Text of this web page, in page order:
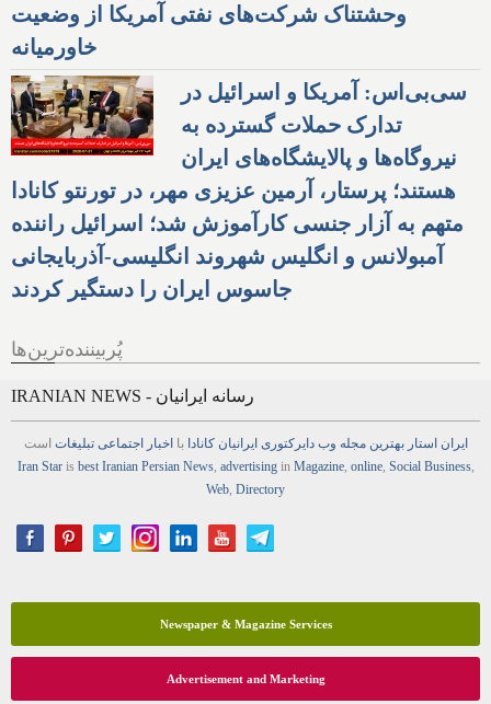
وحشتناک شرکت‌های نفتی آمریکا از وضعیت
خاورمیانه
سی‌بی‌اس: آمریکا و اسرائیل در
تدارک حملات گسترده به
نیروگاه‌ها و پالایشگاه‌های ایران
هستند؛ پرستار، آرمین عزیزی مهر، در تورنتو کانادا
متهم به آزار جنسی کارآموزش شد؛ اسرائیل راننده
آمبولانس و انگلیس شهروند انگلیسی-آذربایجانی
جاسوس ایران را دستگیر کردند
پُربیننده‌ترین‌ها
IRANIAN NEWS - رسانه ایرانیان
ایران استار بهترین مجله وب دایرکتوری ایرانیان کانادا بااخبار اجتماعی تبلیغات است
Iran Staris best Iranian Persian News, advertisingin Magazine, online, Social Business,
Web Directory
Newspaper & Magazine Services
Advertisement and Marketing